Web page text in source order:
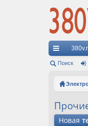
с
и
Поиск
Новая